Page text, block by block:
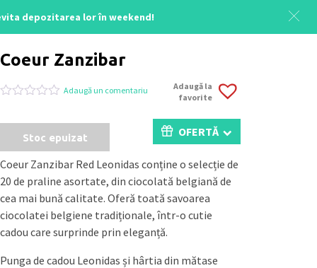
depozitarea lor în weekend!
Coeur Zanzibar
5
pe
a
evaluări
la
clienți
Adaugă un comentariu
Adaugă la
favorite
Stoc epuizat OFERTĂ
Coeur Zanzibar Red Leonidas conține o selecție de
20 de praline asortate, din ciocolată belgiană de
cea mai bună calitate. Oferă toată savoarea
ciocolatei belgiene tradiționale, într-o cutie
cadou care surprinde prin eleganță.
Punga de cadou Leonidas și hârtia din mătase